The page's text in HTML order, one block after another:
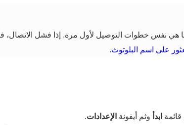
هي نفس خطوات التوصيل لأول مرة. إذا فشل الاتصال،
على اسم البلوتوث.
ابدأ وثم أيقونة الإعدادات.